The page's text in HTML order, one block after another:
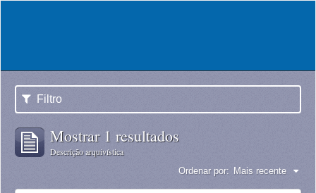
Filtro
Mostrar 1 resultados
Descrição arquivística
Ordenar por: Mais recente